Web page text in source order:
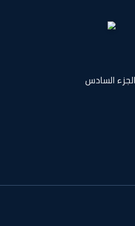
السادس